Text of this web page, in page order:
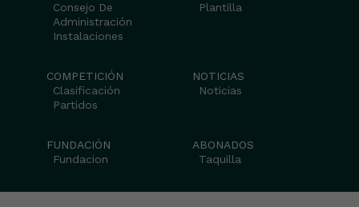
Consejo De
Administración
Instalaciones
Plantilla
COMPETICIÓN
Clasificación
Partidos
NOTICIAS
Noticias
FUNDACIÓN
Fundacion
ABONADOS
Taquilla